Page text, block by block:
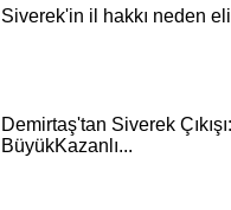
Siverek'in il hakkı neden
Demirtaş'tan Siverek
BüyükKazanlı...